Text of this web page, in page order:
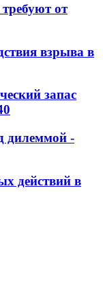
от
взрыва в
запас
дилеммой -
действий в